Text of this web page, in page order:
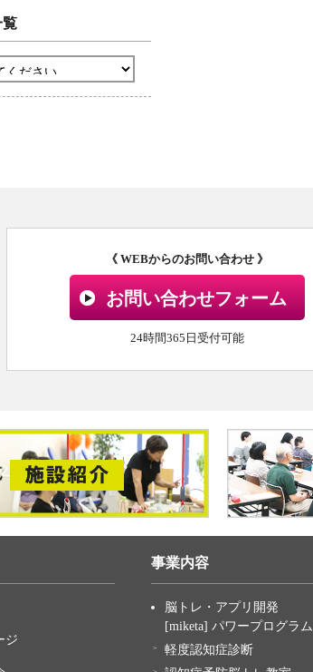
《 WEBからのお問い合わせ 》
お問い合わせフォーム
24時間365日受付可能
ジ
事業内容
脳トレ・アプリ開発
[miketa] パワープログラム
軽度認知症診断